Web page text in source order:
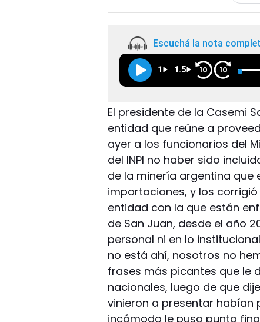
Escuchá la nota
1 1.5 10 10
El presidente de la Casemi
entidad que reúne a
ayer a los funcionarios del
del INPI no haber sido
de la minería argentina
importaciones, y los
entidad con la que están
de San Juan, desde el año
personal ni en lo
no está ahí, nosotros no
frases más picantes que le
nacionales, luego de que
vinieron a presentar habían
incómodo le puso punto